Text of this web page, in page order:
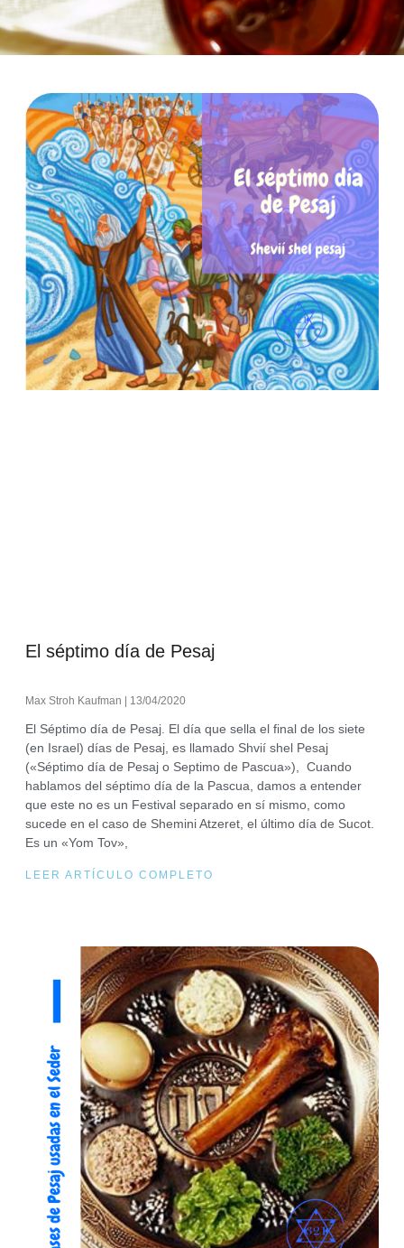
El séptimo día de Pesaj
Max Stroh Kaufman 13/04/2020
El Séptimo día de Pesaj. El día que sella el final de los siete
(en Israel) días de Pesaj, es llamado Shvií shel Pesaj
(«Séptimo día de Pesaj o Septimo de Pascua»), Cuando
hablamos del séptimo día de la Pascua, damos a entender
que este no es un Festival separado en sí mismo, como
sucede en el caso de Shemini Atzeret, el último día de Sucot.
Es un «Yom Tov»,
LEER ARTÍCULO COMPLETO